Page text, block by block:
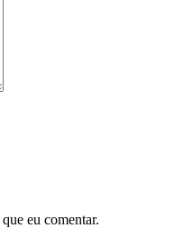
eu comentar.